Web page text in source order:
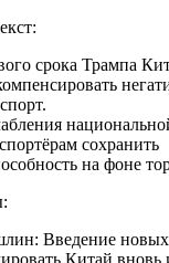
срока Трампа
сохранить
на фоне
Введение
Китай вновь